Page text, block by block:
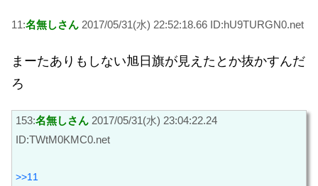
11:名無しさん 2017/05/31(水) 22:52:18.66 ID:hU9TURGN0.net
まーたありもしない旭日旗が見えたとか抜かすんだ
ろ
153:名無しさん 2017/05/31(水) 23:04:22.24
ID:TWtM0KMC0.net
>>11